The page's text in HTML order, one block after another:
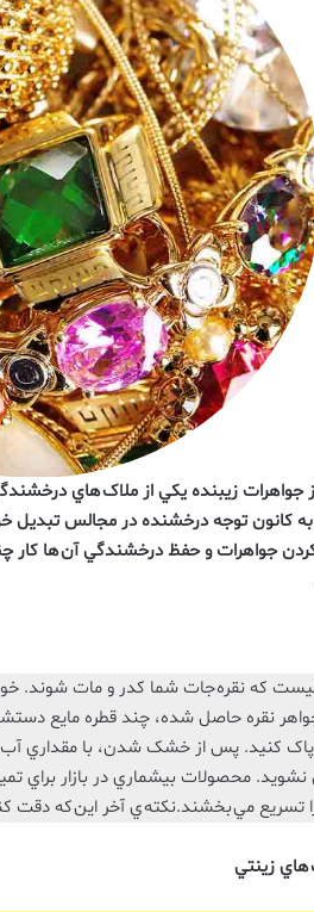
جواهرات زيبنده يکي از ملاک هاي
کانون توجه درخشنده در مجالس تبديل
جواهرات و حفظ درخشندگي آن ها کار
نيست که نقره جات شما کدر و مات شوند.
نقره حاصل شده، چند قطره مايع
پاک کنيد. پس از خشک شدن، با مقداري
نشويد. محصولات بيشماري در بازار براي
تسريع مي بخشند.نکته ي آخر اين که دقت
هاي زينتي